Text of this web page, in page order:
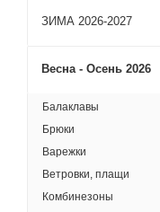
ЗИМА 2026-2027
Весна - Осень 2026
Балаклавы
Брюки
Варежки
Ветровки, плащи
Комбинезоны